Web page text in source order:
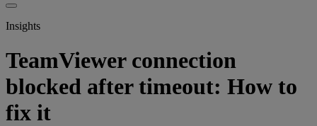
Insights
TeamViewer connection
blocked after timeout: How to
fix it